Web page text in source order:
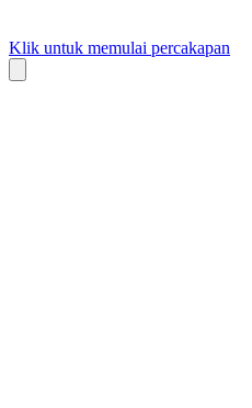
Klik untuk memulai percakapan